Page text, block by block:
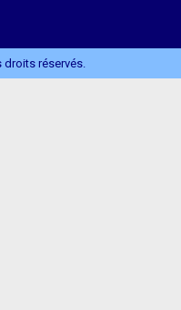
droits réservés.